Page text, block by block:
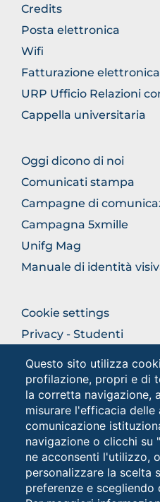
Questo sito utilizza
profilazione, propri e di
la corretta navigazione,
misurare l'efficacia
comunicazione
navigazione o clicchi
ne acconsenti l'utilizzo,
personalizzare la scelta
preferenze e
FOOTER
GENERICO
Credits
Posta elettronica
Wifi
Fatturazione elettronica
URP Ufficio Relazioni
Cappella universitaria
FOOTER
COMUNICAZIONE
Oggi dicono di noi
Comunicati stampa
Campagne di
Campagna 5xmille
Unifg Mag
Manuale di identità
FOOTER
COLONNA
DESTRA
Cookie settings
Privacy - Studenti